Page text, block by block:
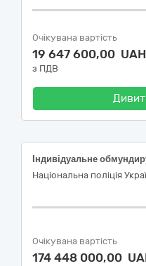
Очікувана вартість
19 647 600,00 UAH
з ПДВ
Національна поліція
Очікувана вартість
174 448 000,00